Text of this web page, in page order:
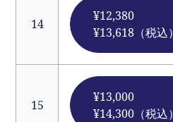
14
¥12,380
¥13,618（税込）
15
¥13,000
¥14,300（税込）